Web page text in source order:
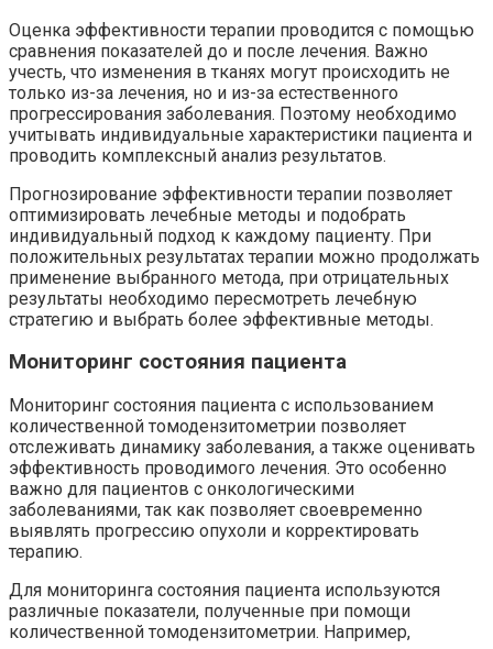
Оценка эффективности терапии проводится с помощью
сравнения показателей до и после лечения. Важно
учесть, что изменения в тканях могут происходить не
только из-за лечения, но и из-за естественного
прогрессирования заболевания. Поэтому необходимо
учитывать индивидуальные характеристики пациента и
проводить комплексный анализ результатов.
Прогнозирование эффективности терапии позволяет
оптимизировать лечебные методы и подобрать
индивидуальный подход к каждому пациенту. При
положительных результатах терапии можно продолжать
применение выбранного метода, при отрицательных
результаты необходимо пересмотреть лечебную
стратегию и выбрать более эффективные методы.
Мониторинг состояния пациента
Мониторинг состояния пациента с использованием
количественной томодензитометрии позволяет
отслеживать динамику заболевания, а также оценивать
эффективность проводимого лечения. Это особенно
важно для пациентов с онкологическими
заболеваниями, так как позволяет своевременно
выявлять прогрессию опухоли и корректировать
терапию.
Для мониторинга состояния пациента используются
различные показатели, полученные при помощи
количественной томодензитометрии. Например,